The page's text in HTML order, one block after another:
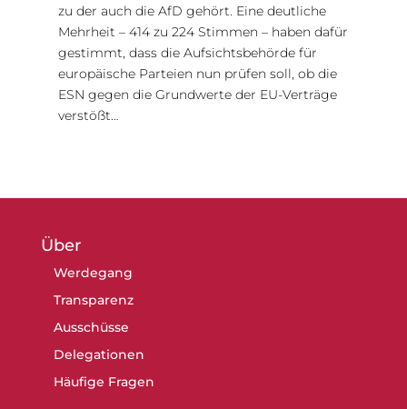
zu der auch die AfD gehört. Eine deutliche
Mehrheit – 414 zu 224 Stimmen – haben dafür
gestimmt, dass die Aufsichtsbehörde für
europäische Parteien nun prüfen soll, ob die
ESN gegen die Grundwerte der EU-Verträge
verstößt…
Über
Werdegang
Transparenz
Ausschüsse
Delegationen
Häufige Fragen